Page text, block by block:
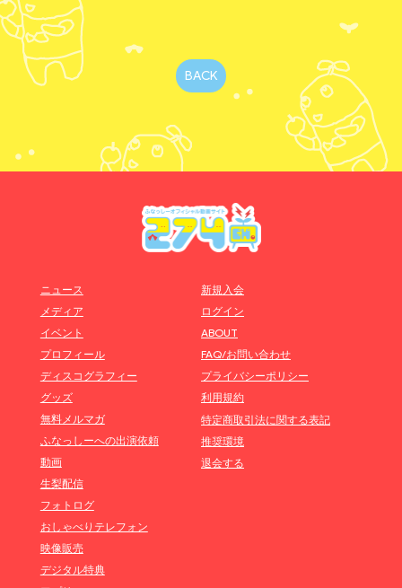
BACK
ニュース
メディア
イベント
プロフィール
ディスコグラフィー
グッズ
無料メルマガ
ふなっしーへの出演依頼
動画
生梨配信
フォトログ
おしゃべりテレフォン
映像販売
デジタル特典
新規入会
ログイン
ABOUT
FAQ/お問い合わせ
プライバシーポリシー
利用規約
特定商取引法に関する表記
推奨環境
退会する